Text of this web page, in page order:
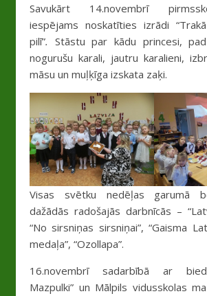
Savukārt 14.novembrī
iespējams noskatīties izrādi
pilī”. Stāstu par kādu princesi,
nogurušu karali, jautru karalieni,
māsu un muļķīga izskata zaķi.
Visas svētku nedēļas garumā
dažādās radošajās darbnīcās –
“No sirsniņas sirsniņai”, “Gaisma
medaļa”, “Ozollapa”.
16.novembrī sadarbībā ar
Mazpulki” un Mālpils vidusskolas